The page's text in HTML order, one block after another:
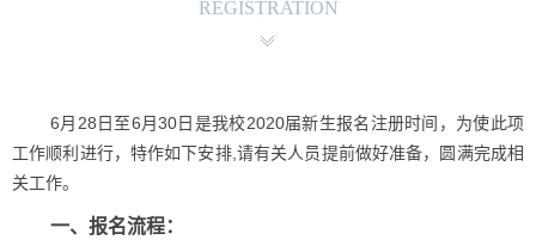
REGISTRATION
6月28日至6月30日是我校2020届新生报名注册时间，为使此项
工作顺利进行，特作如下安排,请有关人员提前做好准备，圆满完成相
关工作。
一、报名流程：